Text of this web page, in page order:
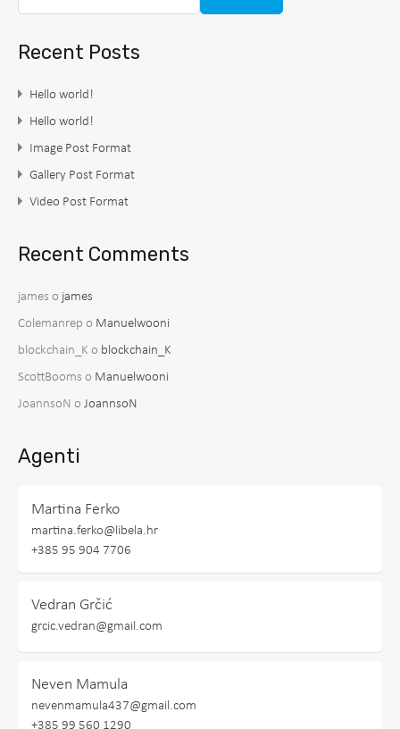
Recent Posts
Hello world!
Hello world!
Image Post Format
Gallery Post Format
Video Post Format
Recent Comments
james o james
Colemanrep o Manuelwooni
blockchain_K o blockchain_K
ScottBooms o Manuelwooni
JoannsoN o JoannsoN
Agenti
Martina Ferko
martina.ferko@libela.hr
+385 95 904 7706
Vedran Grčić
grcic.vedran@gmail.com
Neven Mamula
nevenmamula437@gmail.com
+385 99 560 1290